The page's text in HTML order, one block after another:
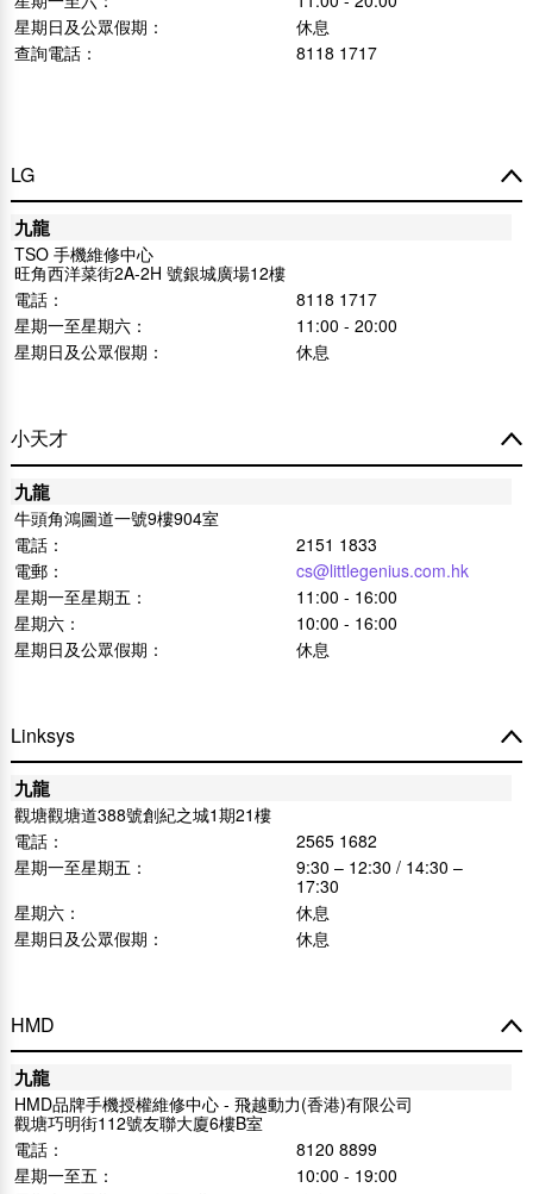
星期日及公眾假期：
休息
查詢電話：
8118 1717
LG
九龍
TSO 手機維修中心
旺角西洋菜街2A-2H 號銀城廣場12樓
電話：
8118 1717
星期一至星期六：
11:00 - 20:00
星期日及公眾假期：
休息
小天才
九龍
牛頭角鴻圖道一號9樓904室
電話：
2151 1833
電郵：
cs@littlegenius.com.hk
星期一至星期五：
11:00 - 16:00
星期六：
10:00 - 16:00
星期日及公眾假期：
休息
Linksys
九龍
觀塘觀塘道388號創紀之城1期21樓
電話：
2565 1682
星期一至星期五：
9:30 – 12:30 / 14:30 –
17:30
星期六：
休息
星期日及公眾假期：
休息
HMD
九龍
HMD品牌手機授權維修中心 - 飛越動力(香港)有限公司
觀塘巧明街112號友聯大廈6樓B室
電話：
8120 8899
星期一至五：
10:00 - 19:00